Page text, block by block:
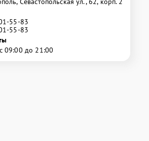
55-83
55-83
09:00 до 21:00